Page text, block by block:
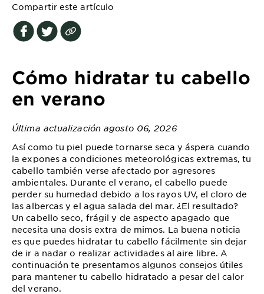
TOOLS
EXPLORE
Garnier
Key
Ingredients
Greener
Beauty
Garnier
Offers
Cruelty
Free
Compartir este artículo
Cómo hidratar tu cabello
en verano
Última actualización agosto 06, 2026
Así como tu piel puede tornarse seca y áspera cuando
la expones a condiciones meteorológicas extremas, tu
cabello también verse afectado por agresores
ambientales. Durante el verano, el cabello puede
perder su humedad debido a los rayos UV, el cloro de
las albercas y el agua salada del mar. ¿El resultado?
Un cabello seco, frágil y de aspecto apagado que
necesita una dosis extra de mimos. La buena noticia
es que puedes hidratar tu cabello fácilmente sin dejar
de ir a nadar o realizar actividades al aire libre. A
continuación te presentamos algunos consejos útiles
para mantener tu cabello hidratado a pesar del calor
del verano.